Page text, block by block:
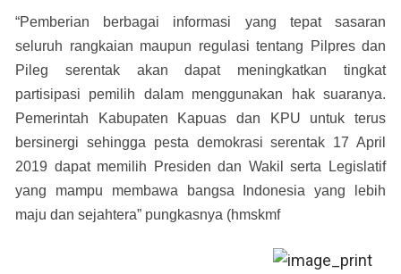
“Pemberian berbagai informasi yang tepat sasaran
seluruh rangkaian maupun regulasi tentang Pilpres dan
Pileg serentak akan dapat meningkatkan tingkat
partisipasi pemilih dalam menggunakan hak suaranya.
Pemerintah Kabupaten Kapuas dan KPU untuk terus
bersinergi sehingga pesta demokrasi serentak 17 April
2019 dapat memilih Presiden dan Wakil serta Legislatif
yang mampu membawa bangsa Indonesia yang lebih
maju dan sejahtera” pungkasnya (hmskmf